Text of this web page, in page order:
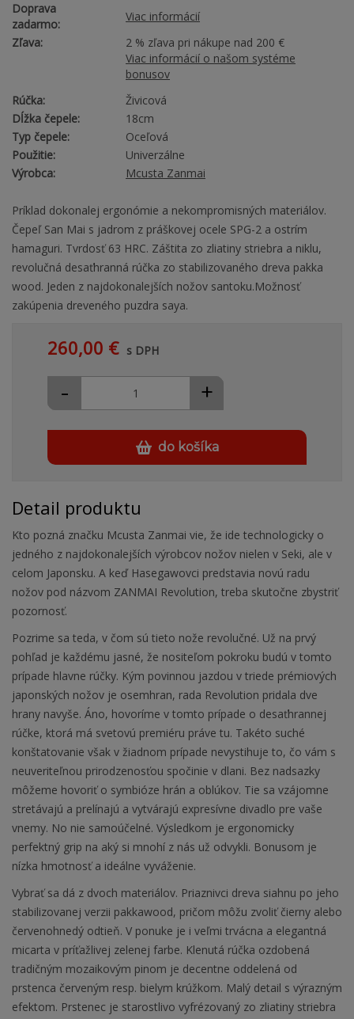
Doprava
zadarmo:
Viac informácií
Zľava:
2 % zľava pri nákupe nad 200 €
Viac informácií o našom systéme
bonusov
Rúčka:
Živicová
Dĺžka čepele:
18cm
Typ čepele:
Oceľová
Použitie:
Univerzálne
Výrobca:
Mcusta Zanmai
Príklad dokonalej ergonómie a nekompromisných materiálov.
Čepeľ San Mai s jadrom z práškovej ocele SPG-2 a ostrím
hamaguri. Tvrdosť 63 HRC. Záštita zo zliatiny striebra a niklu,
revolučná desaťhranná rúčka zo stabilizovaného dreva pakka
wood. Jeden z najdokonalejších nožov santoku.Možnosť
zakúpenia dreveného puzdra saya.
260,00 € s DPH
+
-
do košíka
Detail produktu
Kto pozná značku Mcusta Zanmai vie, že ide technologicky o
jedného z najdokonalejších výrobcov nožov nielen v Seki, ale v
celom Japonsku. A keď Hasegawovci predstavia novú radu
nožov pod názvom ZANMAI Revolution, treba skutočne zbystriť
pozornosť.
Pozrime sa teda, v čom sú tieto nože revolučné. Už na prvý
pohľad je každému jasné, že nositeľom pokroku budú v tomto
prípade hlavne rúčky. Kým povinnou jazdou v triede prémiových
japonských nožov je osemhran, rada Revolution pridala dve
hrany navyše. Áno, hovoríme v tomto prípade o desaťhrannej
rúčke, ktorá má svetovú premiéru práve tu. Takéto suché
konštatovanie však v žiadnom prípade nevystihuje to, čo vám s
neuveriteľnou prirodzenosťou spočinie v dlani. Bez nadsazky
môžeme hovoriť o symbióze hrán a oblúkov. Tie sa vzájomne
stretávajú a prelínajú a vytvárajú expresívne divadlo pre vaše
vnemy. No nie samoúčelné. Výsledkom je ergonomicky
perfektný grip na aký si mnohí z nás už odvykli. Bonusom je
nízka hmotnosť a ideálne vyváženie.
Vybrať sa dá z dvoch materiálov. Priaznivci dreva siahnu po jeho
stabilizovanej verzii pakkawood, pričom môžu zvoliť čierny alebo
červenohnedý odtieň. V ponuke je i veľmi trvácna a elegantná
micarta v príťažlivej zelenej farbe. Klenutá rúčka ozdobená
tradičným mozaikovým pinom je decentne oddelená od
prstenca červeným resp. bielym krúžkom. Malý detail s výrazným
efektom. Prstenec je starostlivo vyfrézovaný zo zliatiny striebra